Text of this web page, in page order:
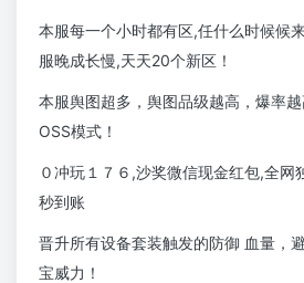
本服每一个小时都有区,任什么时候候
服晚成长慢,天天20个新区！
本服舆图超多，舆图品级越高，爆率
OSS模式！
０冲玩１７６,沙奖微信现金红包,全
秒到账
晋升所有设备套装触发的防御 血量，
宝威力！